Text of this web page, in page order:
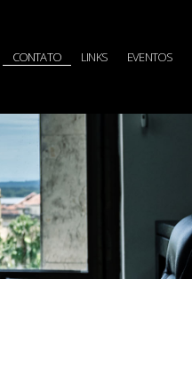
CONTATO LINKS EVENTOS